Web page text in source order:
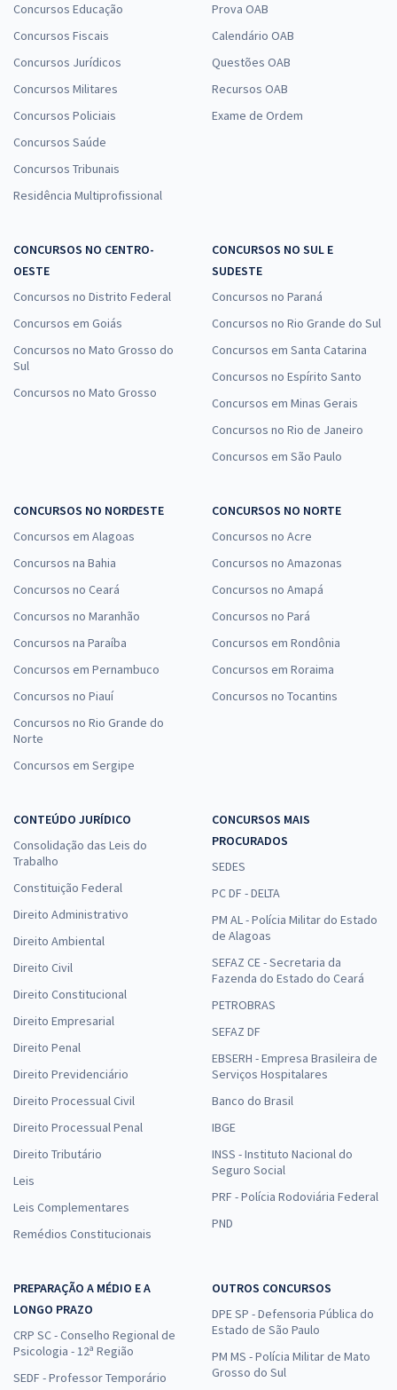
Concursos Educação
Concursos Fiscais
Concursos Jurídicos
Concursos Militares
Concursos Policiais
Concursos Saúde
Concursos Tribunais
Residência Multiprofissional
Prova OAB
Calendário OAB
Questões OAB
Recursos OAB
Exame de Ordem
CONCURSOS NO CENTRO-
OESTE
Concursos no Distrito Federal
Concursos em Goiás
Concursos no Mato Grosso do
Sul
Concursos no Mato Grosso
CONCURSOS NO SUL E
SUDESTE
Concursos no Paraná
Concursos no Rio Grande do Sul
Concursos em Santa Catarina
Concursos no Espírito Santo
Concursos em Minas Gerais
Concursos no Rio de Janeiro
Concursos em São Paulo
CONCURSOS NO NORDESTE
Concursos em Alagoas
Concursos na Bahia
Concursos no Ceará
Concursos no Maranhão
Concursos na Paraíba
Concursos em Pernambuco
Concursos no Piauí
Concursos no Rio Grande do
Norte
Concursos em Sergipe
CONCURSOS NO NORTE
Concursos no Acre
Concursos no Amazonas
Concursos no Amapá
Concursos no Pará
Concursos em Rondônia
Concursos em Roraima
Concursos no Tocantins
CONTEÚDO JURÍDICO
Consolidação das Leis do
Trabalho
Constituição Federal
Direito Administrativo
Direito Ambiental
Direito Civil
Direito Constitucional
Direito Empresarial
Direito Penal
Direito Previdenciário
Direito Processual Civil
Direito Processual Penal
Direito Tributário
Leis
Leis Complementares
Remédios Constitucionais
CONCURSOS MAIS
PROCURADOS
SEDES
PC DF - DELTA
PM AL - Polícia Militar do Estado
de Alagoas
SEFAZ CE - Secretaria da
Fazenda do Estado do Ceará
PETROBRAS
SEFAZ DF
EBSERH - Empresa Brasileira de
Serviços Hospitalares
Banco do Brasil
IBGE
INSS - Instituto Nacional do
Seguro Social
PRF - Polícia Rodoviária Federal
PND
PREPARAÇÃO A MÉDIO E A
LONGO PRAZO
CRP SC - Conselho Regional de
Psicologia - 12ª Região
SEDF - Professor Temporário
OUTROS CONCURSOS
DPE SP - Defensoria Pública do
Estado de São Paulo
PM MS - Polícia Militar de Mato
Grosso do Sul